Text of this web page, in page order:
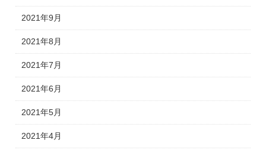
2021年9月
2021年8月
2021年7月
2021年6月
2021年5月
2021年4月